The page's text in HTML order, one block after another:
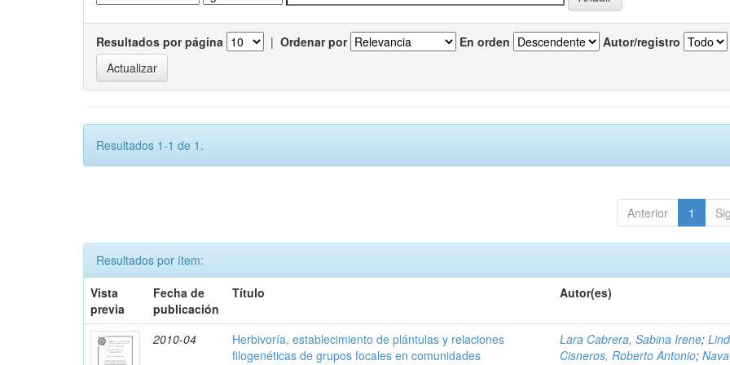
Resultados por página | Ordenar por En orden Autor/registro
Resultados 1-1 de 1.
Anterior 1
Resultados por ítem:
Vista
previa
Fecha de
publicación
Título Autor(es)
2010-04
Herbivoría, establecimiento de plántulas y relaciones
filogenéticas de grupos focales en comunidades
Lara Cabrera, Sabina Irene;
Cisneros, Roberto Antonio;